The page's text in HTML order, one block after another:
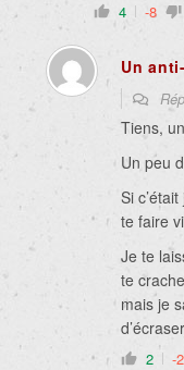
4 -8
Un
Tiens,
Un peu
Si
te faire
Je te
te
mais je
2 -2